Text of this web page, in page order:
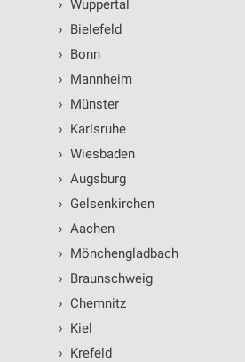
› Wuppertal
› Bielefeld
› Bonn
› Mannheim
› Münster
› Karlsruhe
› Wiesbaden
› Augsburg
› Gelsenkirchen
› Aachen
› Mönchengladbach
› Braunschweig
› Chemnitz
› Kiel
› Krefeld